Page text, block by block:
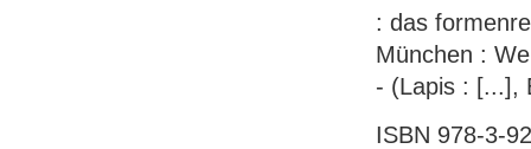
: das
München :
- (Lapis : [...],
ISBN 978-3-